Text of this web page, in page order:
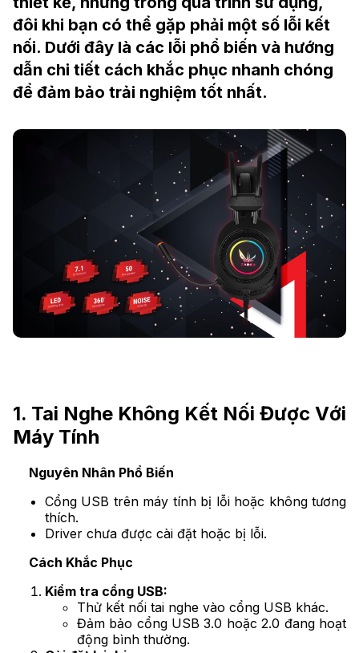
đôi khi bạn có thể gặp phải một số lỗi kết
nối. Dưới đây là các lỗi phổ biến và hướng
dẫn chi tiết cách khắc phục nhanh chóng
để đảm bảo trải nghiệm tốt nhất.
1. Tai Nghe Không Kết Nối Được Với
Máy Tính
Nguyên Nhân Phổ Biến
Cổng USB trên máy tính bị lỗi hoặc không tương
thích.
Driver chưa được cài đặt hoặc bị lỗi.
Cách Khắc Phục
Kiểm tra cổng USB:
Thử kết nối tai nghe vào cổng USB khác.
Đảm bảo cổng USB 3.0 hoặc 2.0 đang hoạt
động bình thường.